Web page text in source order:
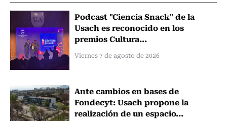
Podcast "Ciencia Snack" de la
Usach es reconocido en los
premios Cultura...
Viernes 7 de agosto de 2026
Ante cambios en bases de
Fondecyt: Usach propone la
realización de un espacio...